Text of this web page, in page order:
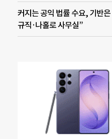
커지는 공익 법률 수요, 기반
규직·나홀로 사무실”